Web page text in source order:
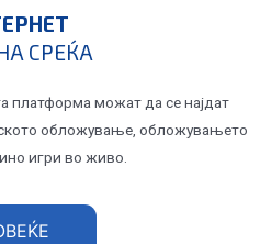
СРЕЌА
платформа можат да се најдат
обложување, обложувањето
игри во живо.